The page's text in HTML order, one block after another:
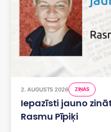
2. AUGUSTS 2026 ZIŅAS
Iepazīsti jauno
Rasmu Pīpiķi